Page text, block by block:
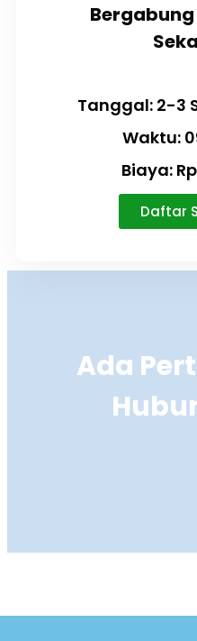
Tanggal: 2-3
Waktu:
Biaya:
Daftar
Ada